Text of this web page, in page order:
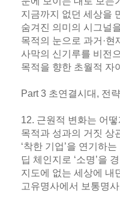
지금까지 없던 세상을
숨겨진 의미의 시그널
목적의 눈으로 과거·현
사막의 신기루를 비전
목적을 향한 초월적 자
Part 3 초연결시대, 전
12. 근원적 변화는 어
목적과 성과의 거짓 상
‘착한 기업’을 연기하는
딥 체인지로 ‘소명’을
지도에 없는 세상에 내
고유명사에서 보통명